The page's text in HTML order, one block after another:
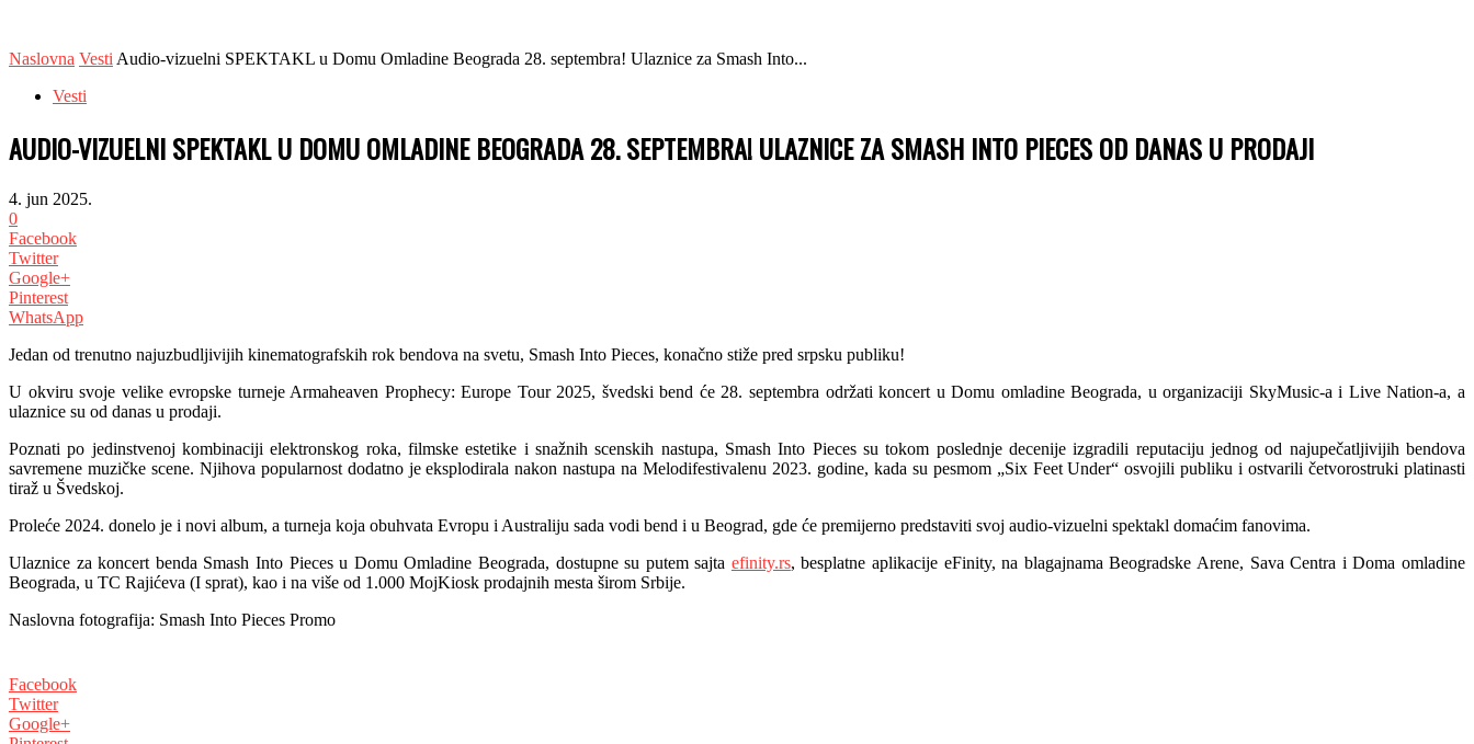
Naslovna Vesti Audio-vizuelni SPEKTAKL u Domu Omladine Beograda 28. septembra! Ulaznice za Smash Into...
Vesti
AUDIO-VIZUELNI SPEKTAKL U DOMU OMLADINE BEOGRADA 28. SEPTEMBRA! ULAZNICE ZA SMASH INTO PIECES OD DANAS U PRODAJI
4. jun 2025.
0
Facebook
Twitter
Google+
Pinterest
WhatsApp
Jedan od trenutno najuzbudljivijih kinematografskih rok bendova na svetu, Smash Into Pieces, konačno stiže pred srpsku publiku!
U okviru svoje velike evropske turneje Armaheaven Prophecy: Europe Tour 2025, švedski bend će 28. septembra održati koncert u Domu omladine Beograda, u organizaciji SkyMusic-a i Live Nation-a, a
ulaznice su od danas u prodaji.
Poznati po jedinstvenoj kombinaciji elektronskog roka, filmske estetike i snažnih scenskih nastupa, Smash Into Pieces su tokom poslednje decenije izgradili reputaciju jednog od najupečatljivijih bendova
savremene muzičke scene. Njihova popularnost dodatno je eksplodirala nakon nastupa na Melodifestivalenu 2023. godine, kada su pesmom „Six Feet Under“ osvojili publiku i ostvarili četvorostruki platinasti
tiraž u Švedskoj.
Proleće 2024. donelo je i novi album, a turneja koja obuhvata Evropu i Australiju sada vodi bend i u Beograd, gde će premijerno predstaviti svoj audio-vizuelni spektakl domaćim fanovima.
Ulaznice za koncert benda Smash Into Pieces u Domu Omladine Beograda, dostupne su putem sajta efinity.rs, besplatne aplikacije eFinity, na blagajnama Beogradske Arene, Sava Centra i Doma omladine
Beograda, u TC Rajićeva (I sprat), kao i na više od 1.000 MojKiosk prodajnih mesta širom Srbije.
Naslovna fotografija: Smash Into Pieces Promo
Facebook
Twitter
Google+